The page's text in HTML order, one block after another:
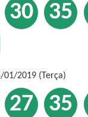
30 35
01/2019 (Terça)
27 35